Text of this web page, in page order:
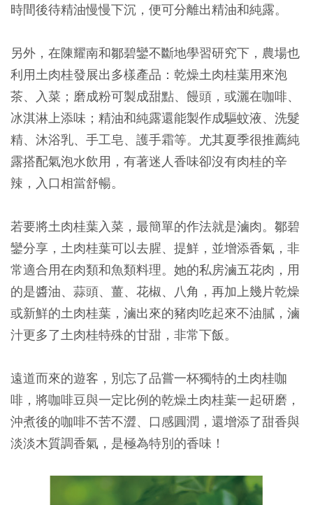
時間後待精油慢慢下沉，便可分離出精油和純露。
另外，在陳耀南和鄒碧鑾不斷地學習研究下，農場也
利用土肉桂發展出多樣產品：乾燥土肉桂葉用來泡
茶、入菜；磨成粉可製成甜點、饅頭，或灑在咖啡、
冰淇淋上添味；精油和純露還能製作成驅蚊液、洗髮
精、沐浴乳、手工皂、護手霜等。尤其夏季很推薦純
露搭配氣泡水飲用，有著迷人香味卻沒有肉桂的辛
辣，入口相當舒暢。
若要將土肉桂葉入菜，最簡單的作法就是滷肉。鄒碧
鑾分享，土肉桂葉可以去腥、提鮮，並增添香氣，非
常適合用在肉類和魚類料理。她的私房滷五花肉，用
的是醬油、蒜頭、薑、花椒、八角，再加上幾片乾燥
或新鮮的土肉桂葉，滷出來的豬肉吃起來不油膩，滷
汁更多了土肉桂特殊的甘甜，非常下飯。
遠道而來的遊客，別忘了品嘗一杯獨特的土肉桂咖
啡，將咖啡豆與一定比例的乾燥土肉桂葉一起研磨，
沖煮後的咖啡不苦不澀、口感圓潤，還增添了甜香與
淡淡木質調香氣，是極為特別的香味！